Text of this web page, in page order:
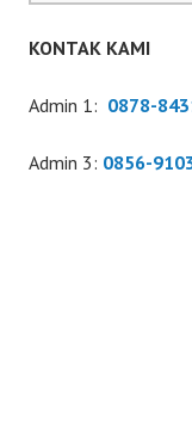
KONTAK KAMI
Admin 1: 0878-
Admin 3: 0856-